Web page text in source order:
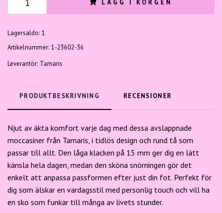
LÄGG I KORGEN
Lagersaldo: 1
Artikelnummer: 1-23602-36
Leverantör: Tamaris
PRODUKTBESKRIVNING RECENSIONER
Njut av äkta komfort varje dag med dessa avslappnade
moccasiner från Tamaris, i tidlös design och rund tå som
passar till allt. Den låga klacken på 15 mm ger dig en lätt
känsla hela dagen, medan den sköna snörningen gör det
enkelt att anpassa passformen efter just din fot. Perfekt för
dig som älskar en vardagsstil med personlig touch och vill ha
en sko som funkar till många av livets stunder.